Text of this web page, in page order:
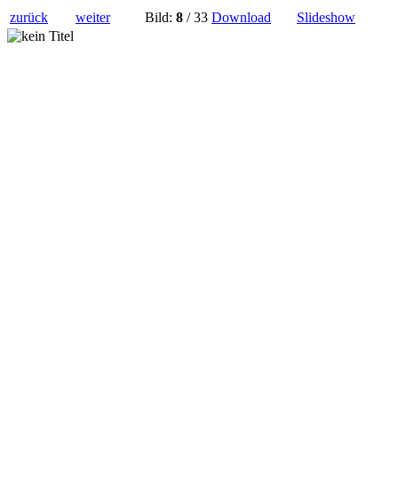
zurück weiter Bild: 8 / 33 Download Slideshow